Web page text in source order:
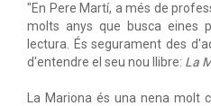
"En Pere Martí, a més de
molts anys que busca eines
lectura. És segurament des
d'entendre el seu nou llibre: La
La Mariona és una nena molt